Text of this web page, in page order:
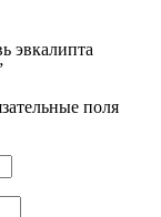
эвкалипта
поля